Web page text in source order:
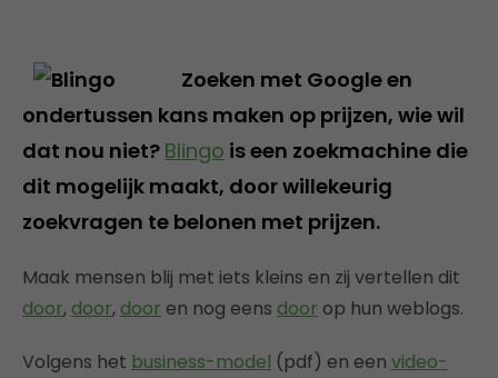
Zoeken met Google en
ondertussen kans maken op prijzen, wie wil
dat nou niet? Blingo is een zoekmachine die
dit mogelijk maakt, door willekeurig
zoekvragen te belonen met prijzen.
Maak mensen blij met iets kleins en zij vertellen dit
door, door, door en nog eens door op hun weblogs.
Volgens het business-model (pdf) en een video-